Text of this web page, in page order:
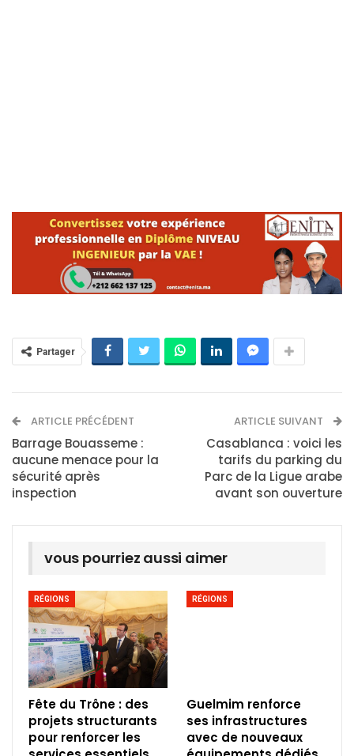
Partager
ARTICLE PRÉCÉDENT
Barrage Bouasseme :
aucune menace pour la
sécurité après
inspection
ARTICLE SUIVANT
Casablanca : voici les
tarifs du parking du
Parc de la Ligue arabe
avant son ouverture
vous pourriez aussi aimer
RÉGIONS
Fête du Trône : des
projets structurants
pour renforcer les
RÉGIONS
Guelmim renforce
ses infrastructures
avec de nouveaux